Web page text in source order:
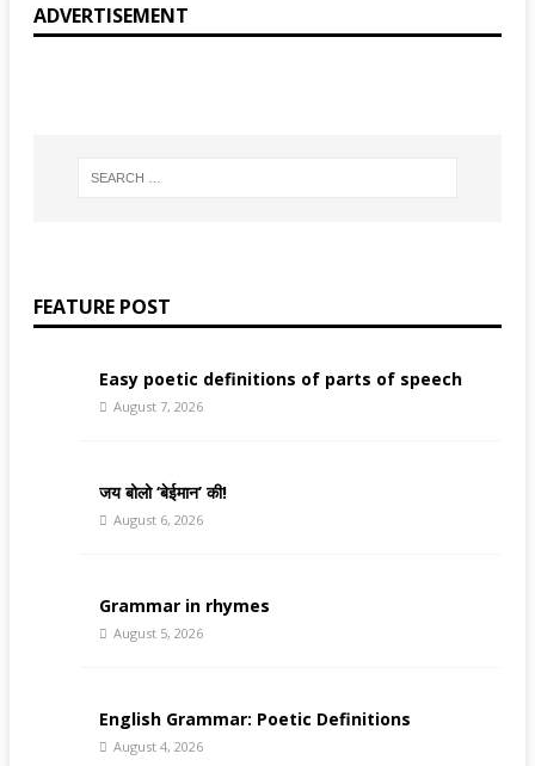
ADVERTISEMENT
FEATURE POST
Easy poetic definitions of parts of speech
August 7, 2026
जय बोलो ‘बेईमान’ की!
August 6, 2026
Grammar in rhymes
August 5, 2026
English Grammar: Poetic Definitions
August 4, 2026